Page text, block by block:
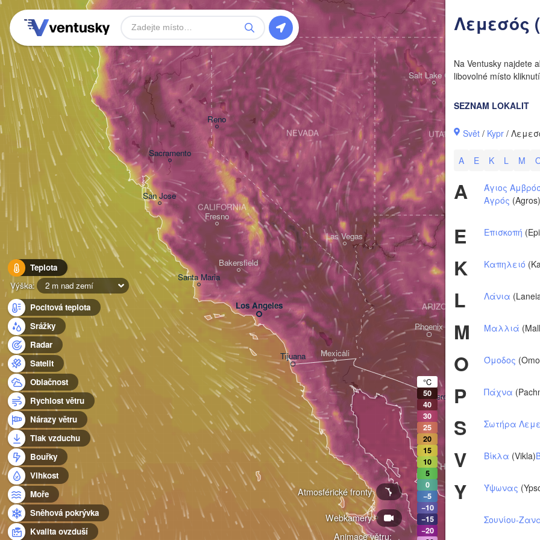
Λεμεσός
Na Ventusky najdete
libovolné místo
SEZNAM LOKALIT
Svět / Kypr /
A E K L M
A Άγιος
Αγρός
E Επισκοπή
K Καπηλειό
L Λάνια
M Μαλλιά
O Όμοδος
P Πάχνα
S Σωτήρα
V Βίκλα (Vikla)
Y Ύψωνας
Σουνίου-
Teplota
Výška:
2 m nad zemí
Pocitová teplota
Srážky
Radar
Satelit
Oblačnost
Rychlost větru
Nárazy větru
Tlak vzduchu
Bouřky
Vlhkost
Moře
Sněhová pokrývka
Kvalita ovzduší
Animace větru:
Webkamery
Atmosférické fronty
Los Angeles
Tijuana
San Jose
Las Vegas
Mexicali
Fresno
Reno
Santa Maria
Bakersfield
Sacramento
CALIFORNIA
NEVADA
Phoenix
Tucson
Salt Lake City
ARIZONA
UTAH
Hermosillo
Heroica Nogales
Ciudad Obregón
°C
50
40
30
25
20
15
10
5
0
−5
−10
−15
−20